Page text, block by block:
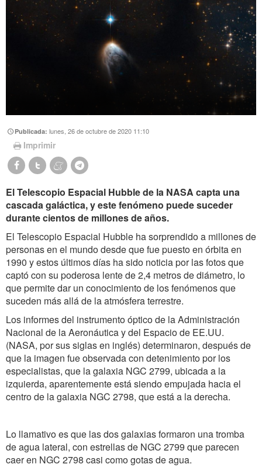
Publicada:lunes, 26 de octubre de 2020 11:10
Imprimir
El Telescopio Espacial Hubble de la NASA capta una
cascada galáctica, y este fenómeno puede suceder
durante cientos de millones de años.
El Telescopio Espacial Hubble ha sorprendido a millones de
personas en el mundo desde que fue puesto en órbita en
1990 y estos últimos días ha sido noticia por las fotos que
captó con su poderosa lente de 2,4 metros de diámetro, lo
que permite dar un conocimiento de los fenómenos que
suceden más allá de la atmósfera terrestre.
Los informes del instrumento óptico de la Administración
Nacional de la Aeronáutica y del Espacio de EE.UU.
(NASA, por sus siglas en inglés) determinaron, después de
que la imagen fue observada con detenimiento por los
especialistas, que la galaxia NGC 2799, ubicada a la
izquierda, aparentemente está siendo empujada hacia el
centro de la galaxia NGC 2798, que está a la derecha.
Lo llamativo es que las dos galaxias formaron una tromba
de agua lateral, con estrellas de NGC 2799 que parecen
caer en NGC 2798 casi como gotas de agua.